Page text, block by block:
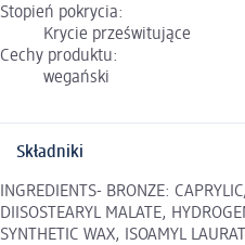
Stopień pokrycia:
Krycie prześwitujące
Cechy produktu:
wegański
Składniki
INGREDIENTS- BRONZE:
DIISOSTEARYL MALATE,
SYNTHETIC WAX, ISOAMYL